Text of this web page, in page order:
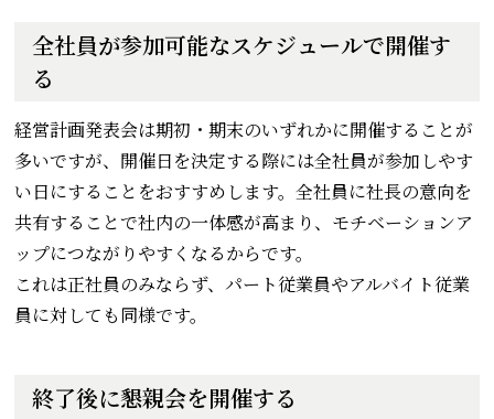
全社員が参加可能なスケジュールで開催す
る
経営計画発表会は期初・期末のいずれかに開催することが
多いですが、開催日を決定する際には全社員が参加しやす
い日にすることをおすすめします。全社員に社長の意向を
共有することで社内の一体感が高まり、モチベーションア
ップにつながりやすくなるからです。
これは正社員のみならず、パート従業員やアルバイト従業
員に対しても同様です。
終了後に懇親会を開催する